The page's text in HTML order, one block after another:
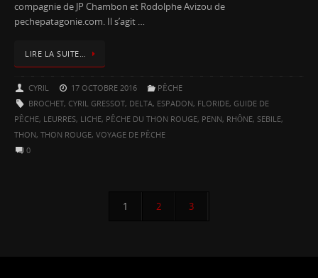
compagnie de JP Chambon et Rodolphe Avizou de
pechepatagonie.com. Il s’agit …
LIRE LA SUITE…
CYRIL 17 OCTOBRE 2016
PÊCHE
BROCHET, CYRIL GRESSOT, DELTA, ESPADON, FLORIDE, GUIDE DE
PÊCHE, LEURRES, LICHE, PÊCHE DU THON ROUGE, PENN, RHÔNE, SEBILE,
THON, THON ROUGE, VOYAGE DE PÊCHE
0
1 2 3